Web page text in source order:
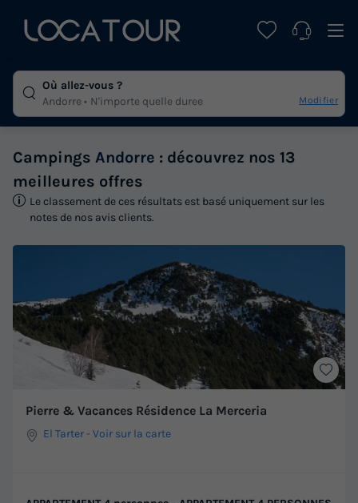
Où allez-vous ?
Andorre
N'importe quelle duree Modifier
Campings Andorre : découvrez nos 13
meilleures offres
Le classement de ces résultats est basé uniquement sur les
notes de nos avis clients.
Pierre & Vacances Résidence La Merceria
El Tarter -Voir sur la carte